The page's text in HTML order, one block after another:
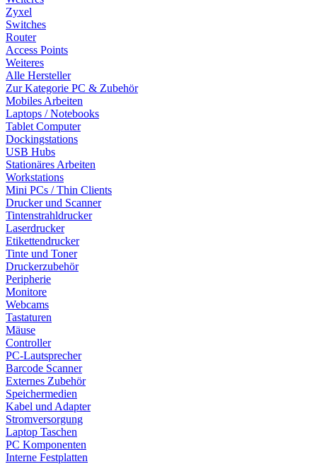
Zyxel
Switches
Router
Access Points
Weiteres
Alle Hersteller
Zur Kategorie PC & Zubehör
Mobiles Arbeiten
Laptops / Notebooks
Tablet Computer
Dockingstations
USB Hubs
Stationäres Arbeiten
Workstations
Mini PCs / Thin Clients
Drucker und Scanner
Tintenstrahldrucker
Laserdrucker
Etikettendrucker
Tinte und Toner
Druckerzubehör
Peripherie
Monitore
Webcams
Tastaturen
Mäuse
Controller
PC-Lautsprecher
Barcode Scanner
Externes Zubehör
Speichermedien
Kabel und Adapter
Stromversorgung
Laptop Taschen
PC Komponenten
Interne Festplatten